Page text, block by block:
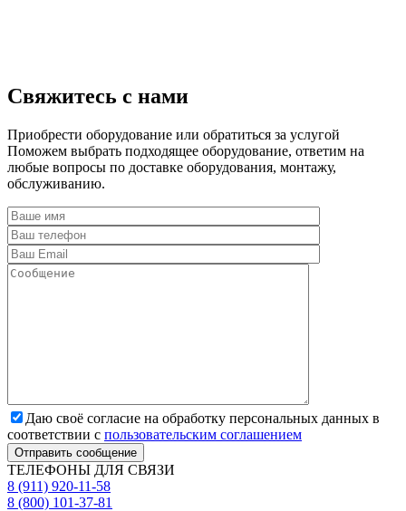
Свяжитесь с нами
Приобрести оборудование или обратиться за услугой
Поможем выбрать подходящее оборудование, ответим на
любые вопросы по доставке оборудования, монтажу,
обслуживанию.
Даю своё согласие на обработку персональных данных в
соответствии с пользовательским соглашением
Отправить сообщение
ТЕЛЕФОНЫ ДЛЯ СВЯЗИ
8 (911) 920-11-58
8 (800) 101-37-81